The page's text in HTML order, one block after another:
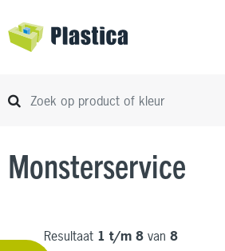
Monsterservice
Resultaat 1 t/m 8 van 8